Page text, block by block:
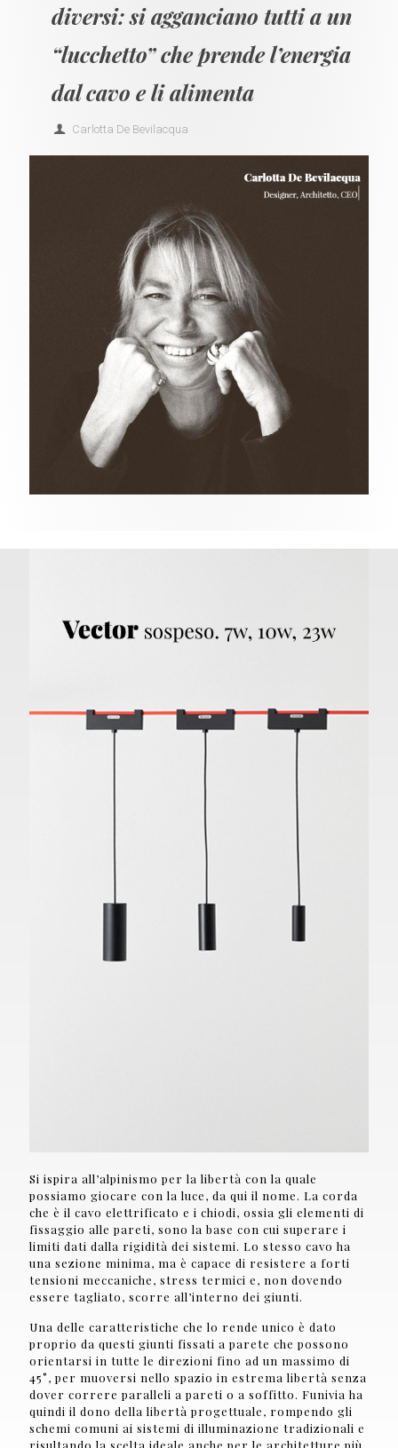
diversi: si agganciano tutti a un
“lucchetto” che prende l’energia
dal cavo e li alimenta
Carlotta De Bevilacqua
Si ispira all’alpinismo per la libertà con la quale
possiamo giocare con la luce, da qui il nome. La corda
che è il cavo elettrificato e i chiodi, ossia gli elementi di
fissaggio alle pareti, sono la base con cui superare i
limiti dati dalla rigidità dei sistemi. Lo stesso cavo ha
una sezione minima, ma è capace di resistere a forti
tensioni meccaniche, stress termici e, non dovendo
essere tagliato, scorre all’interno dei giunti.
Una delle caratteristiche che lo rende unico è dato
proprio da questi giunti fissati a parete che possono
orientarsi in tutte le direzioni fino ad un massimo di
45°, per muoversi nello spazio in estrema libertà senza
dover correre paralleli a pareti o a soffitto. Funivia ha
quindi il dono della libertà progettuale, rompendo gli
schemi comuni ai sistemi di illuminazione tradizionali e
risultando la scelta ideale anche per le architetture più